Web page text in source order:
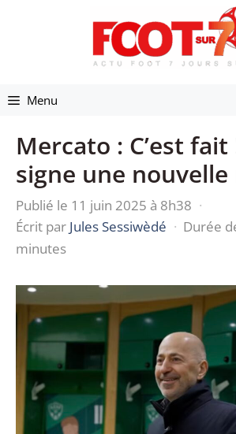
Menu
Mercato : C’est fait !
signe une
Publié le 11 juin 2025 à 8h38 ·
Écrit par Jules Sessiwèdé · Durée
minutes